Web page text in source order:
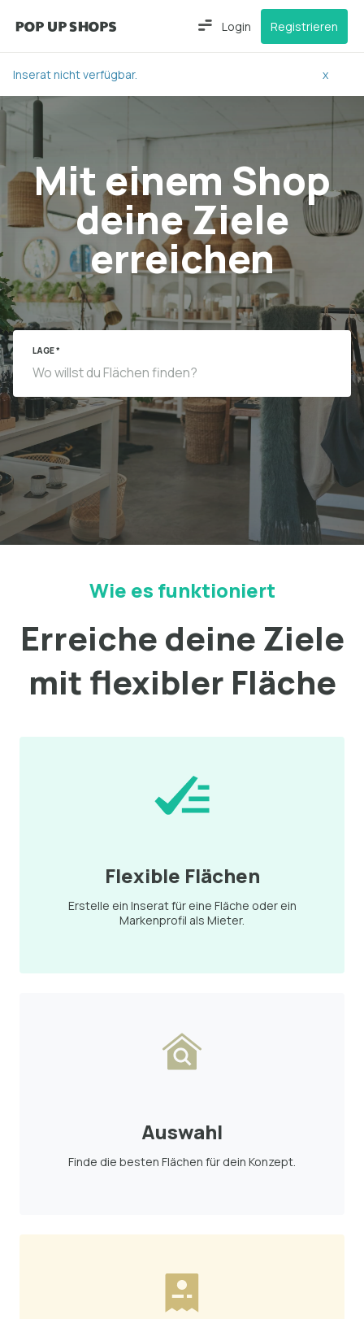
Login Registrieren
Inserat nicht verfügbar. x
Mit einem Shop
deine Ziele
erreichen
LAGE *
Wie es funktioniert
Erreiche deine Ziele
mit flexibler Fläche
Flexible Flächen
Erstelle ein Inserat für eine Fläche oder ein
Markenprofil als Mieter.
Auswahl
Finde die besten Flächen für dein Konzept.